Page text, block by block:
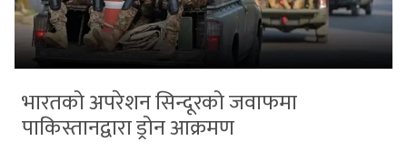
भारतको अपरेशन सिन्दूरको जवाफमा
पाकिस्तानद्वारा ड्रोन आक्रमण